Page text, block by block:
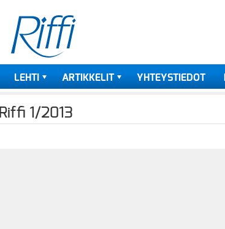
LEHTI ARTIKKELIT YHTEYSTIEDOT
Riffi 1/2013